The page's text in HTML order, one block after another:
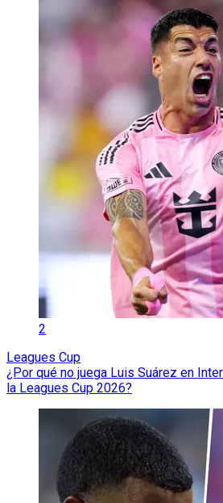
2
Leagues Cup
¿Por qué no juega Luis Suárez en
la Leagues Cup 2026?